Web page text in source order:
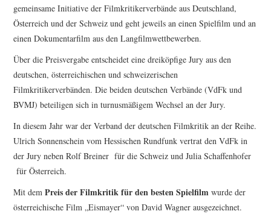
S. KRACAUER PREIS
WOCHE DER KRITIK
gemeinsame Initiative der Filmkritikerverbände aus Deutschland,
Österreich und der Schweiz und geht jeweils an einen Spielfilm und an
einen Dokumentarfilm aus den Langfilmwettbewerben.
Über die Preisvergabe entscheidet eine dreiköpfige Jury aus den
deutschen, österreichischen und schweizerischen
Filmkritikerverbänden. Die beiden deutschen Verbände (VdFk und
BVMJ) beteiligen sich in turnusmäßigem Wechsel an der Jury.
In diesem Jahr war der Verband der deutschen Filmkritik an der Reihe.
Ulrich Sonnenschein vom Hessischen Rundfunk vertrat den VdFk in
der Jury neben Rolf Breiner für die Schweiz und Julia Schaffenhofer
für Österreich.
Mit demPreis der Filmkritik für den besten Spielfilm wurde der
österreichische Film „Eismayer“ von David Wagner ausgezeichnet.